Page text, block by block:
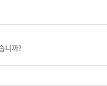
니까?